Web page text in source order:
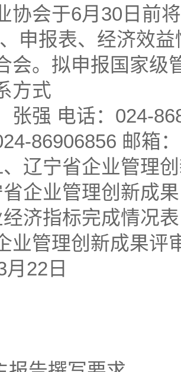
协会于6月30日前
申报表、经济效
会。拟申报国家级
方式
张强 电话：024-
86906856 邮箱
、辽宁省企业管理
企业管理创新成
济指标完成情况表
业管理创新成果评
22日